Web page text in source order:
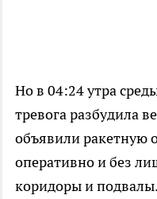
Но в 04:24 утра
тревога разбудила
объявили ракетную
оперативно и без
коридоры и